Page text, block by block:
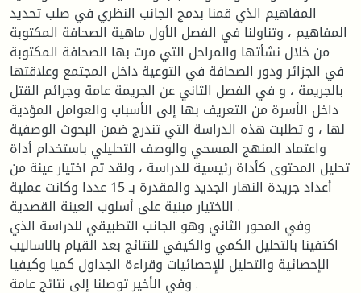
المفاهيم الذي قمنا بدمج الجانب النظري في صلب تحديد
المفاهيم ، وتناولنا في الفصل الأول ماهية الصحافة المكتوبة
من خلال نشأتها والمراحل التي مرت بها الصحافة المكتوبة
في الجزائر ودور الصحافة في التوعية داخل المجتمع وعلاقتها
بالجريمة ، و في الفصل الثاني عن الجريمة عامة وجرائم القتل
داخل الأسرة من التعريف بها إلى الأسباب والعوامل المؤدية
لها ، و تطلبت هذه الدراسة التي تندرج ضمن البحوث الوصفية
واعتماد المنهج المسحي والوصف التحليلي باستخدام أداة
تحليل المحتوى كأداة رئيسية للدراسة ، ولقد تم اختيار عينة من
أعداد جريدة النهار الجديد والمقدرة بـ 15 عددا وكانت عملية
الاختيار مبنية على أسلوب العينة القصدية .
وفي المحور الثاني وهو الجانب التطبيقي للدراسة الذي
اكتفينا بالتحليل الكمي والكيفي للنتائج بعد القيام بالاساليب
الإحصائية والتحليل للإحصائيات وقراءة الجداول كميا وكيفيا
وفي الأخير توصلنا إلى نتائج عامة .